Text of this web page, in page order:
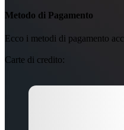
Metodo di Pagamento
Ecco i metodi di pagamento
Carte di credito: